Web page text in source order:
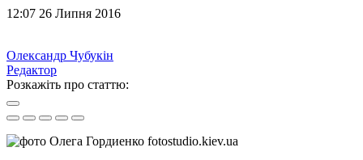
12:07 26 Липня 2016
Олександр Чубукін
Редактор
Розкажіть про статтю: